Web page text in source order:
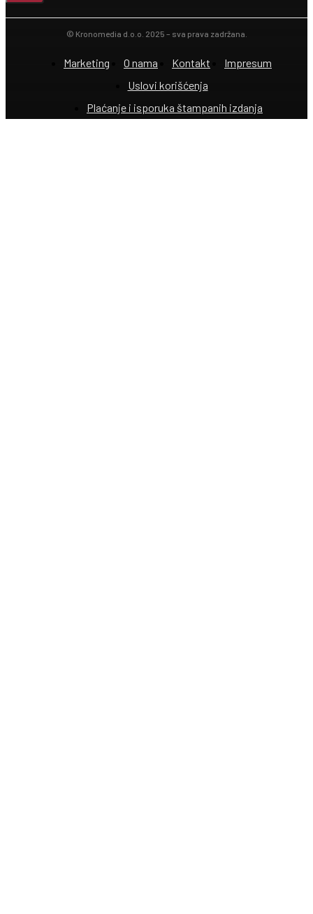
© Kronomedia d.o.o. 2025 – sva prava zadržana.
Marketing O nama Kontakt
Impresum
Uslovi korišćenja
Plaćanje i isporuka štampanih izdanja